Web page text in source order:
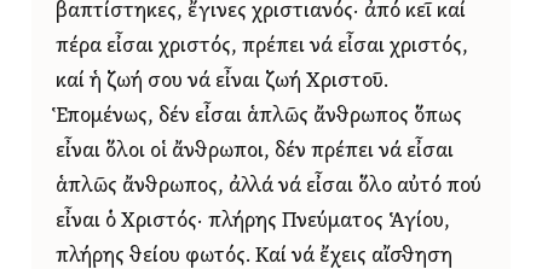
βαπτίστηκες, ἔγινες χριστιανός· ἀπό κεῖ καί
πέρα εἶσαι χριστός, πρέπει νά εἶσαι χριστός,
καί ἡ ζωή σου νά εἶναι ζωή Χριστοῦ.
Ἑπομένως, δέν εἶσαι ἁπλῶς ἄνθρωπος ὅπως
εἶναι ὅλοι οἱ ἄνθρωποι, δέν πρέπει νά εἶσαι
ἁπλῶς ἄνθρωπος, ἀλλά νά εἶσαι ὅλο αὐτό πού
εἶναι ὁ Χριστός· πλήρης Πνεύματος Ἁγίου,
πλήρης θείου φωτός. Καί νά ἔχεις αἴσθηση